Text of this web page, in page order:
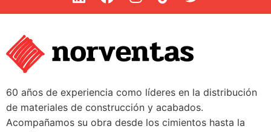
60 años de experiencia como líderes en la distribución
de materiales de construcción y acabados.
Acompañamos su obra desde los cimientos hasta la